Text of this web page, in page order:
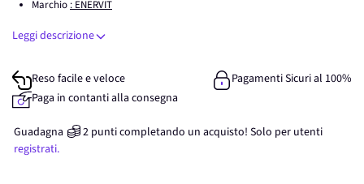
Marchio : ENERVIT
Leggi descrizione
Reso facile e veloce
Pagamenti Sicuri al 100%
Paga in contanti alla consegna
Guadagna 2 punticompletando un acquisto! Solo per utenti
registrati.